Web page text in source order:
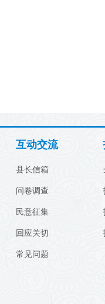
互动交流
县长信箱
问卷调查
民意征集
回应关切
常见问题